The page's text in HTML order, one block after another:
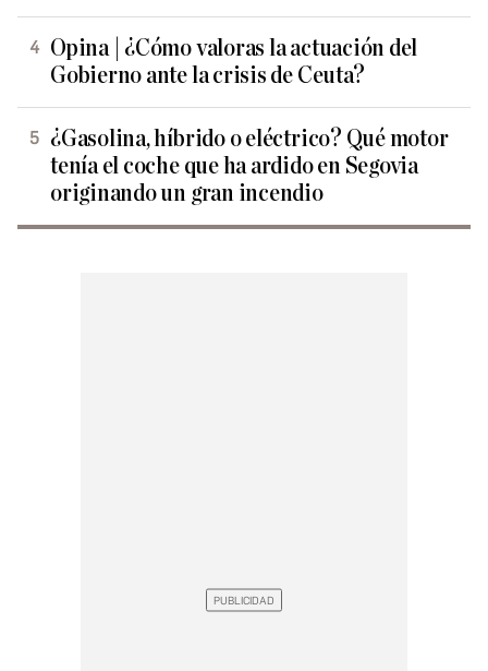
Opina | ¿Cómo valoras la actuación del
Gobierno ante la crisis de Ceuta?
¿Gasolina, híbrido o eléctrico? Qué motor
tenía el coche que ha ardido en Segovia
originando un gran incendio